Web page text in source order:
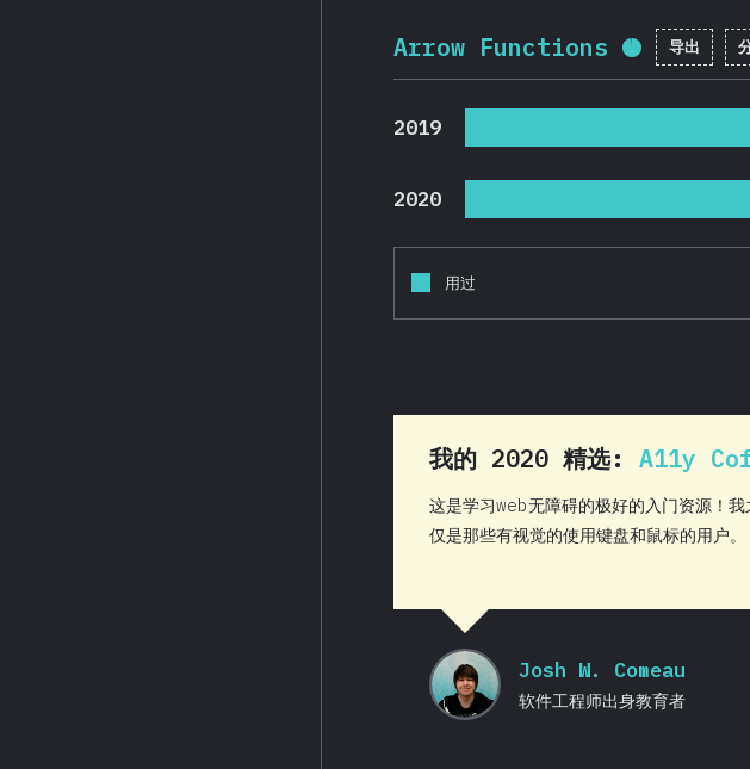
Arrow Functions 完成率:
导出
2019
2020
用过
我的 2020 精选: A11y
这是学习web无障碍的极好的入门资源！
仅是那些有视觉的使用键盘和鼠标的用户。
Josh W. Comeau
软件工程师出身教育者